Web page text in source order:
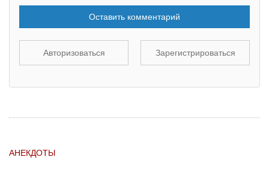
Оставить комментарий
Авторизоваться Зарегистрироваться
АНЕКДОТЫ